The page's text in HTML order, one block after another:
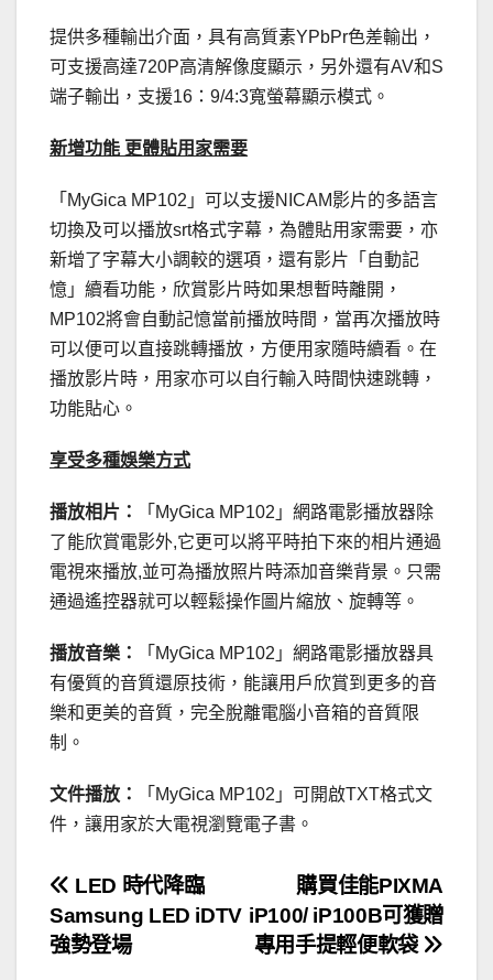
提供多種輸出介面，具有高質素YPbPr色差輸出，
可支援高達720P高清解像度顯示，另外還有AV和S
端子輸出，支援16：9/4:3寬螢幕顯示模式。
新增功能 更體貼用家需要
「MyGica MP102」可以支援NICAM影片的多語言
切換及可以播放srt格式字幕，為體貼用家需要，亦
新增了字幕大小調較的選項，還有影片「自動記
憶」續看功能，欣賞影片時如果想暫時離開，
MP102將會自動記憶當前播放時間，當再次播放時
可以便可以直接跳轉播放，方便用家隨時續看。在
播放影片時，用家亦可以自行輸入時間快速跳轉，
功能貼心。
享受多種娛樂方式
播放相片：
「MyGica MP102」網路電影播放器除
了能欣賞電影外,它更可以將平時拍下來的相片通過
電視來播放,並可為播放照片時添加音樂背景。只需
通過遙控器就可以輕鬆操作圖片縮放、旋轉等。
播放音樂：
「MyGica MP102」網路電影播放器具
有優質的音質還原技術，能讓用戶欣賞到更多的音
樂和更美的音質，完全脫離電腦小音箱的音質限
制。
文件播放：
「MyGica MP102」可開啟TXT格式文
件，讓用家於大電視瀏覽電子書。
文
章
購買佳能PIXMA
iP100/ iP100B可獲贈
專用手提輕便軟袋
LED 時代降臨
Samsung LED iDTV
強勢登場